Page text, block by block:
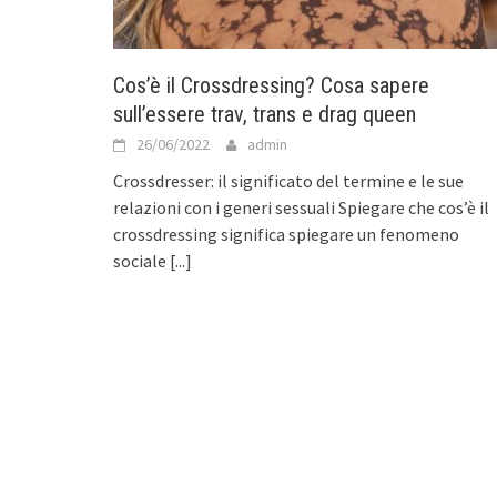
Cos’è il Crossdressing? Cosa sapere
sull’essere trav, trans e drag queen
26/06/2022 admin
Crossdresser: il significato del termine e le sue
relazioni con i generi sessuali Spiegare che cos’è il
crossdressing significa spiegare un fenomeno
sociale [...]